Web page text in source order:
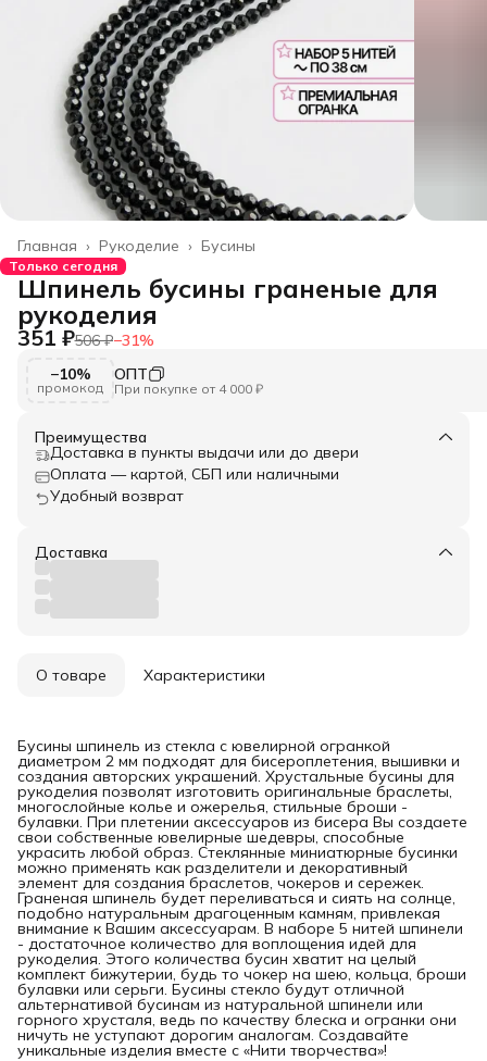
Бусины
Рукоделие ›
Главная ›
Только сегодня
Шпинель бусины граненые для
рукоделия
351 ₽506 ₽−31%
−10%
промокод
ОПТ
При покупке от 4 000 ₽
Преимущества
Доставка в пункты выдачи или до двери
Оплата — картой, СБП или наличными
Удобный возврат
Доставка
О товаре Характеристики
Бусины шпинель из стекла с ювелирной огранкой
диаметром 2 мм подходят для бисероплетения, вышивки и
создания авторских украшений. Хрустальные бусины для
рукоделия позволят изготовить оригинальные браслеты,
многослойные колье и ожерелья, стильные броши -
булавки. При плетении аксессуаров из бисера Вы создаете
свои собственные ювелирные шедевры, способные
украсить любой образ. Стеклянные миниатюрные бусинки
можно применять как разделители и декоративный
элемент для создания браслетов, чокеров и сережек.
Граненая шпинель будет переливаться и сиять на солнце,
подобно натуральным драгоценным камням, привлекая
внимание к Вашим аксессуарам. В наборе 5 нитей шпинели
- достаточное количество для воплощения идей для
рукоделия. Этого количества бусин хватит на целый
комплект бижутерии, будь то чокер на шею, кольца, броши
булавки или серьги. Бусины стекло будут отличной
альтернативой бусинам из натуральной шпинели или
горного хрусталя, ведь по качеству блеска и огранки они
ничуть не уступают дорогим аналогам. Создавайте
уникальные изделия вместе с «Нити творчества»!